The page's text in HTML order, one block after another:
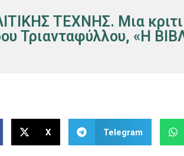
ΤΕΧΝΗΣ. Μια
Τριανταφύλλου, «Η
X Telegram